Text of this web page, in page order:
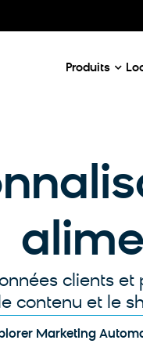
Produits
Partenaires
clients et
contenu et le
Marketing